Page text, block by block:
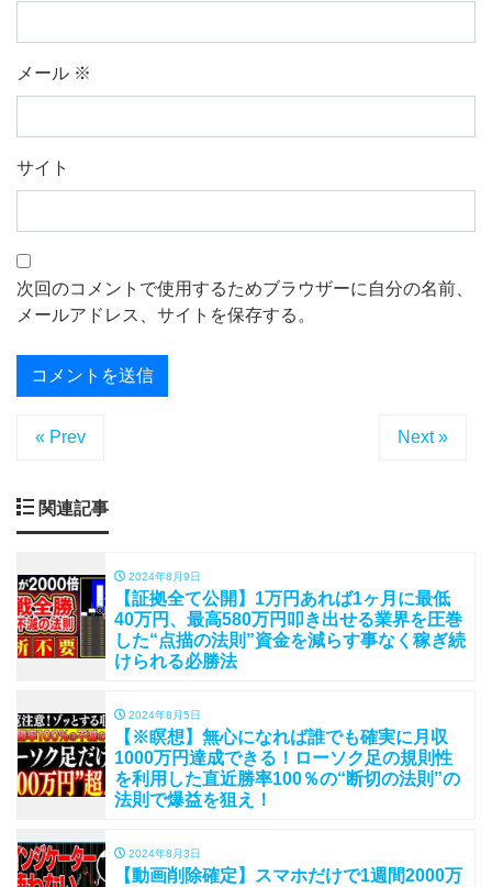
メール ※
サイト
次回のコメントで使用するためブラウザーに自分の名前、
メールアドレス、サイトを保存する。
« Prev Next »
関連記事
2024年8月9日
【証拠全て公開】1万円あれば1ヶ月に最低
40万円、最高580万円叩き出せる業界を圧巻
した“点描の法則”資金を減らす事なく稼ぎ続
けられる必勝法
2024年8月5日
【※瞑想】無心になれば誰でも確実に月収
1000万円達成できる！ローソク足の規則性
を利用した直近勝率100％の“断切の法則”の
法則で爆益を狙え！
2024年8月3日
【動画削除確定】スマホだけで1週間2000万